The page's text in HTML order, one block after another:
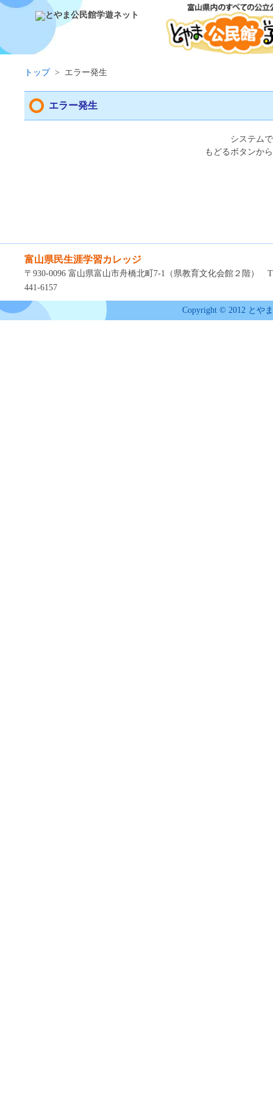
トップ > エラー発生
エラー発生
システム
もどるボタンか
富山県民生涯学習カレッジ
〒930-0096 富山県富山市舟橋北町7-1（県教育文化会館２階）
441-6157
Copyright © 2012 とや